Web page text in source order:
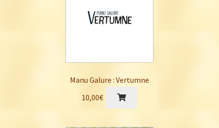
Manu Galure : Vertumne
10,00€